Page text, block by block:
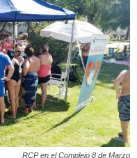
RCP en el Complejo 8 de Marzo